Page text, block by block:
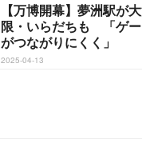
【万博開幕】夢洲駅が
限・いらだちも 「ゲ
がつながりにくく」
2025-04-13